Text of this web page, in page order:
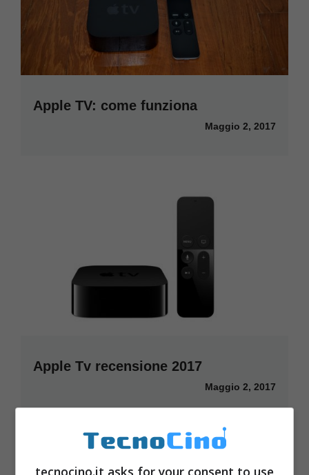
Apple TV: come funziona
Maggio 2, 2017
Apple Tv recensione 2017
Maggio 2, 2017
tecnocino.it asks for your consent to use